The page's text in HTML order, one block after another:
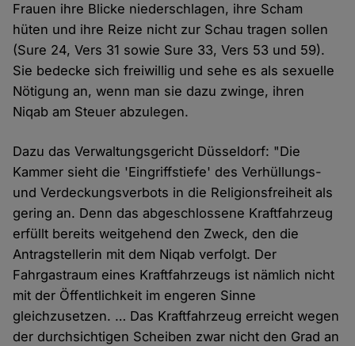
Frauen ihre Blicke niederschlagen, ihre Scham
hüten und ihre Reize nicht zur Schau tragen sollen
(Sure 24, Vers 31 sowie Sure 33, Vers 53 und 59).
Sie bedecke sich freiwillig und sehe es als sexuelle
Nötigung an, wenn man sie dazu zwinge, ihren
Niqab am Steuer abzulegen.
Dazu das Verwaltungsgericht Düsseldorf: "Die
Kammer sieht die 'Eingriffstiefe' des Verhüllungs-
und Verdeckungsverbots in die Religionsfreiheit als
gering an. Denn das abgeschlossene Kraftfahrzeug
erfüllt bereits weitgehend den Zweck, den die
Antragstellerin mit dem Niqab verfolgt. Der
Fahrgastraum eines Kraftfahrzeugs ist nämlich nicht
mit der Öffentlichkeit im engeren Sinne
gleichzusetzen. … Das Kraftfahrzeug erreicht wegen
der durchsichtigen Scheiben zwar nicht den Grad an